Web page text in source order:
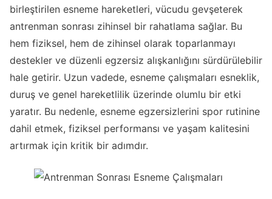
birleştirilen esneme hareketleri, vücudu gevşeterek
antrenman sonrası zihinsel bir rahatlama sağlar. Bu
hem fiziksel, hem de zihinsel olarak toparlanmayı
destekler ve düzenli egzersiz alışkanlığını sürdürülebilir
hale getirir. Uzun vadede, esneme çalışmaları esneklik,
duruş ve genel hareketlilik üzerinde olumlu bir etki
yaratır. Bu nedenle, esneme egzersizlerini spor rutinine
dahil etmek, fiziksel performansı ve yaşam kalitesini
artırmak için kritik bir adımdır.